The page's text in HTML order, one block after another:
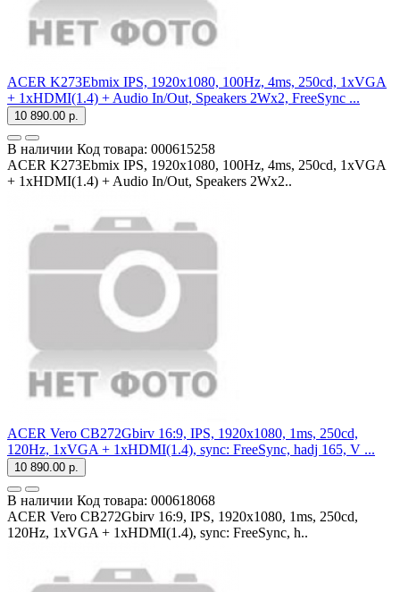
ACER K273Ebmix IPS, 1920x1080, 100Hz, 4ms, 250cd, 1xVGA
+ 1xHDMI(1.4) + Audio In/Out, Speakers 2Wx2, FreeSync ...
10 890.00 р.
В наличии Код товара: 000615258
ACER K273Ebmix IPS, 1920x1080, 100Hz, 4ms, 250cd, 1xVGA
+ 1xHDMI(1.4) + Audio In/Out, Speakers 2Wx2..
ACER Vero CB272Gbirv 16:9, IPS, 1920x1080, 1ms, 250cd,
120Hz, 1xVGA + 1xHDMI(1.4), sync: FreeSync, hadj 165, V ...
10 890.00 р.
В наличии Код товара: 000618068
ACER Vero CB272Gbirv 16:9, IPS, 1920x1080, 1ms, 250cd,
120Hz, 1xVGA + 1xHDMI(1.4), sync: FreeSync, h..